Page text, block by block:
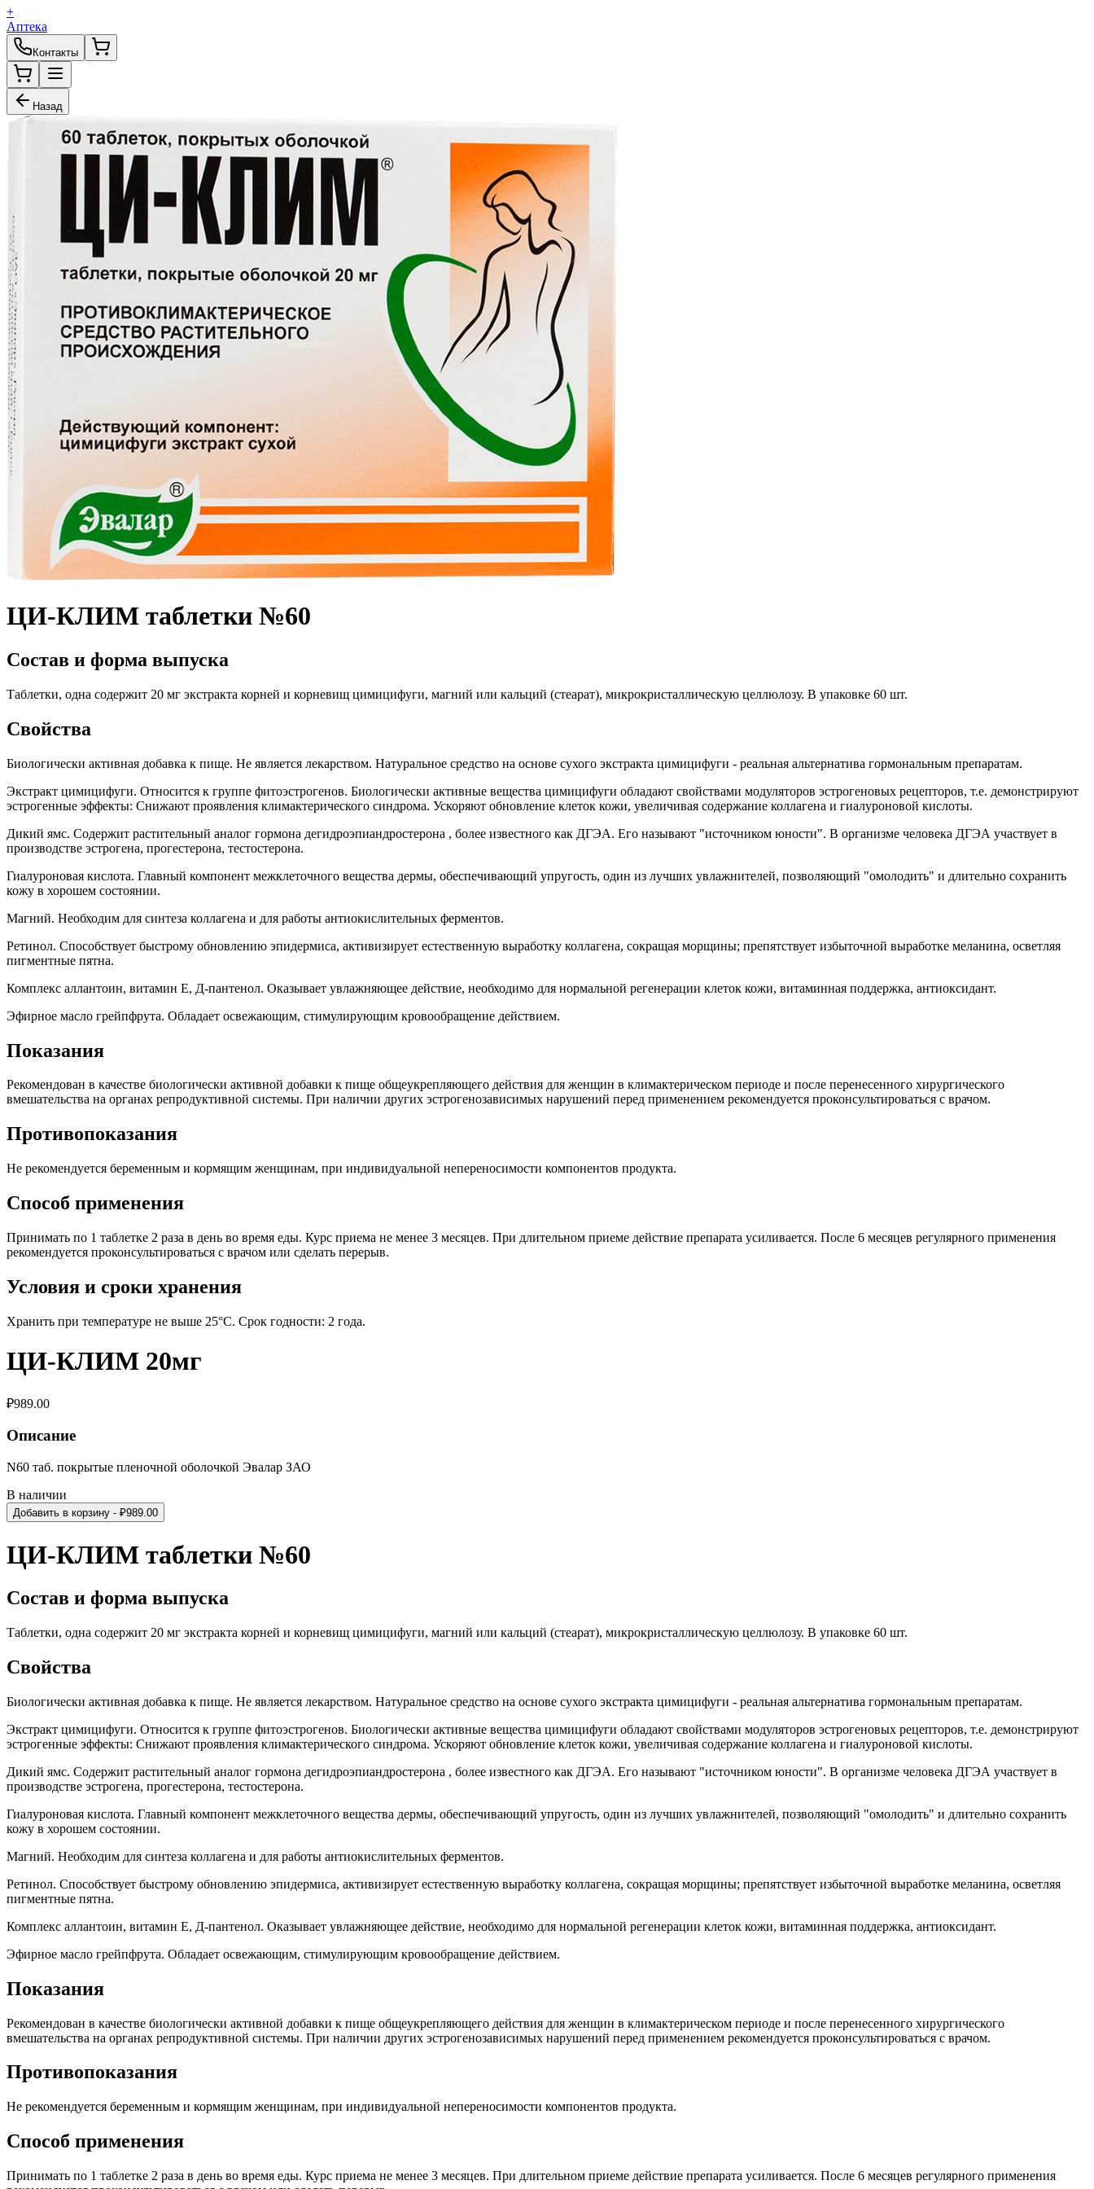
+
Аптека
Контакты
Назад
ЦИ-КЛИМ таблетки №60
Состав и форма выпуска
Таблетки, одна содержит 20 мг экстракта корней и корневищ цимицифуги, магний или кальций (стеарат), микрокристаллическую целлюлозу. В упаковке 60 шт.
Свойства
Биологически активная добавка к пище. Не является лекарством. Натуральное средство на основе сухого экстракта цимицифуги - реальная альтернатива гормональным препаратам.
Экстракт цимицифуги. Относится к группе фитоэстрогенов. Биологически активные вещества цимицифуги обладают свойствами модуляторов эстрогеновых рецепторов, т.е. демонстрируют
эстрогенные эффекты: Снижают проявления климактерического синдрома. Ускоряют обновление клеток кожи, увеличивая содержание коллагена и гиалуроновой кислоты.
Дикий ямс. Содержит растительный аналог гормона дегидроэпиандростерона , более известного как ДГЭА. Его называют "источником юности". В организме человека ДГЭА участвует в
производстве эстрогена, прогестерона, тестостерона.
Гиалуроновая кислота. Главный компонент межклеточного вещества дермы, обеспечивающий упругость, один из лучших увлажнителей, позволяющий "омолодить" и длительно сохранить
кожу в хорошем состоянии.
Магний. Необходим для синтеза коллагена и для работы антиокислительных ферментов.
Ретинол. Способствует быстрому обновлению эпидермиса, активизирует естественную выработку коллагена, сокращая морщины; препятствует избыточной выработке меланина, осветляя
пигментные пятна.
Комплекс аллантоин, витамин Е, Д-пантенол. Оказывает увлажняющее действие, необходимо для нормальной регенерации клеток кожи, витаминная поддержка, антиоксидант.
Эфирное масло грейпфрута. Обладает освежающим, стимулирующим кровообращение действием.
Показания
Рекомендован в качестве биологически активной добавки к пище общеукрепляющего действия для женщин в климактерическом периоде и после перенесенного хирургического
вмешательства на органах репродуктивной системы. При наличии других эстрогенозависимых нарушений перед применением рекомендуется проконсультироваться с врачом.
Противопоказания
Не рекомендуется беременным и кормящим женщинам, при индивидуальной непереносимости компонентов продукта.
Способ применения
Принимать по 1 таблетке 2 раза в день во время еды. Курс приема не менее 3 месяцев. При длительном приеме действие препарата усиливается. После 6 месяцев регулярного применения
рекомендуется проконсультироваться с врачом или сделать перерыв.
Условия и сроки хранения
Хранить при температуре не выше 25°С. Срок годности: 2 года.
ЦИ-КЛИМ 20мг
₽989.00
Описание
N60 таб. покрытые пленочной оболочкой Эвалар ЗАО
В наличии
Добавить в корзину - ₽989.00
ЦИ-КЛИМ таблетки №60
Состав и форма выпуска
Таблетки, одна содержит 20 мг экстракта корней и корневищ цимицифуги, магний или кальций (стеарат), микрокристаллическую целлюлозу. В упаковке 60 шт.
Свойства
Биологически активная добавка к пище. Не является лекарством. Натуральное средство на основе сухого экстракта цимицифуги - реальная альтернатива гормональным препаратам.
Экстракт цимицифуги. Относится к группе фитоэстрогенов. Биологически активные вещества цимицифуги обладают свойствами модуляторов эстрогеновых рецепторов, т.е. демонстрируют
эстрогенные эффекты: Снижают проявления климактерического синдрома. Ускоряют обновление клеток кожи, увеличивая содержание коллагена и гиалуроновой кислоты.
Дикий ямс. Содержит растительный аналог гормона дегидроэпиандростерона , более известного как ДГЭА. Его называют "источником юности". В организме человека ДГЭА участвует в
производстве эстрогена, прогестерона, тестостерона.
Гиалуроновая кислота. Главный компонент межклеточного вещества дермы, обеспечивающий упругость, один из лучших увлажнителей, позволяющий "омолодить" и длительно сохранить
кожу в хорошем состоянии.
Магний. Необходим для синтеза коллагена и для работы антиокислительных ферментов.
Ретинол. Способствует быстрому обновлению эпидермиса, активизирует естественную выработку коллагена, сокращая морщины; препятствует избыточной выработке меланина, осветляя
пигментные пятна.
Комплекс аллантоин, витамин Е, Д-пантенол. Оказывает увлажняющее действие, необходимо для нормальной регенерации клеток кожи, витаминная поддержка, антиоксидант.
Эфирное масло грейпфрута. Обладает освежающим, стимулирующим кровообращение действием.
Показания
Рекомендован в качестве биологически активной добавки к пище общеукрепляющего действия для женщин в климактерическом периоде и после перенесенного хирургического
вмешательства на органах репродуктивной системы. При наличии других эстрогенозависимых нарушений перед применением рекомендуется проконсультироваться с врачом.
Противопоказания
Не рекомендуется беременным и кормящим женщинам, при индивидуальной непереносимости компонентов продукта.
Способ применения
Принимать по 1 таблетке 2 раза в день во время еды. Курс приема не менее 3 месяцев. При длительном приеме действие препарата усиливается. После 6 месяцев регулярного применения